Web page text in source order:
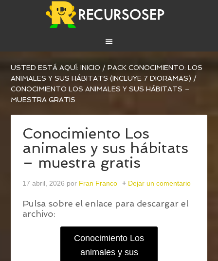
USTED ESTÁ AQUÍ:INICIO / PACK CONOCIMIENTO: LOS
ANIMALES Y SUS HÁBITATS (INCLUYE 7 DIORAMAS) /
CONOCIMIENTO LOS ANIMALES Y SUS HÁBITATS –
MUESTRA GRATIS
Conocimiento Los
animales y sus hábitats
– muestra gratis
17 abril, 2026 por Fran Franco Dejar un comentario
Pulsa sobre el enlace para descargar el
archivo:
Conocimiento Los
animales y sus